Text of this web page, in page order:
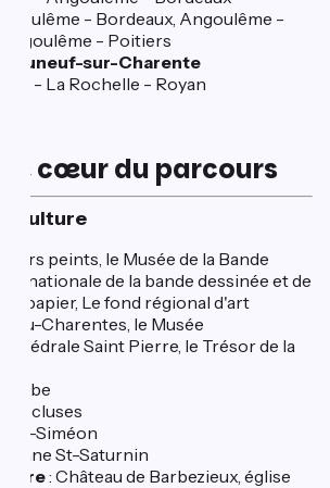
- Bordeaux, Angoulême -
Angoulême - Poitiers
sur-Charente
TER - La Rochelle - Royan
de cœur du parcours
Culture
murs peints, le Musée de la Bande
de la bande dessinée et de
du papier, Le fond régional d'art
Charentes, le Musée
Saint Pierre, le Trésor de la
Barbe
3 écluses
St-Siméon
St-Saturnin
: Château de Barbezieux, église